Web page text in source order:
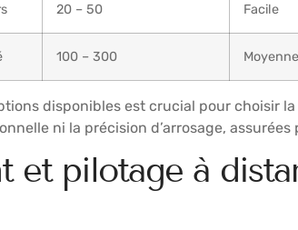
20 – 50 Facile
100 – 300
disponibles est crucial pour choisir
ni la précision d’arrosage,
et pilotage à